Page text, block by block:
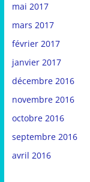
mai 2017
mars 2017
février 2017
janvier 2017
décembre 2016
novembre 2016
octobre 2016
septembre 2016
avril 2016